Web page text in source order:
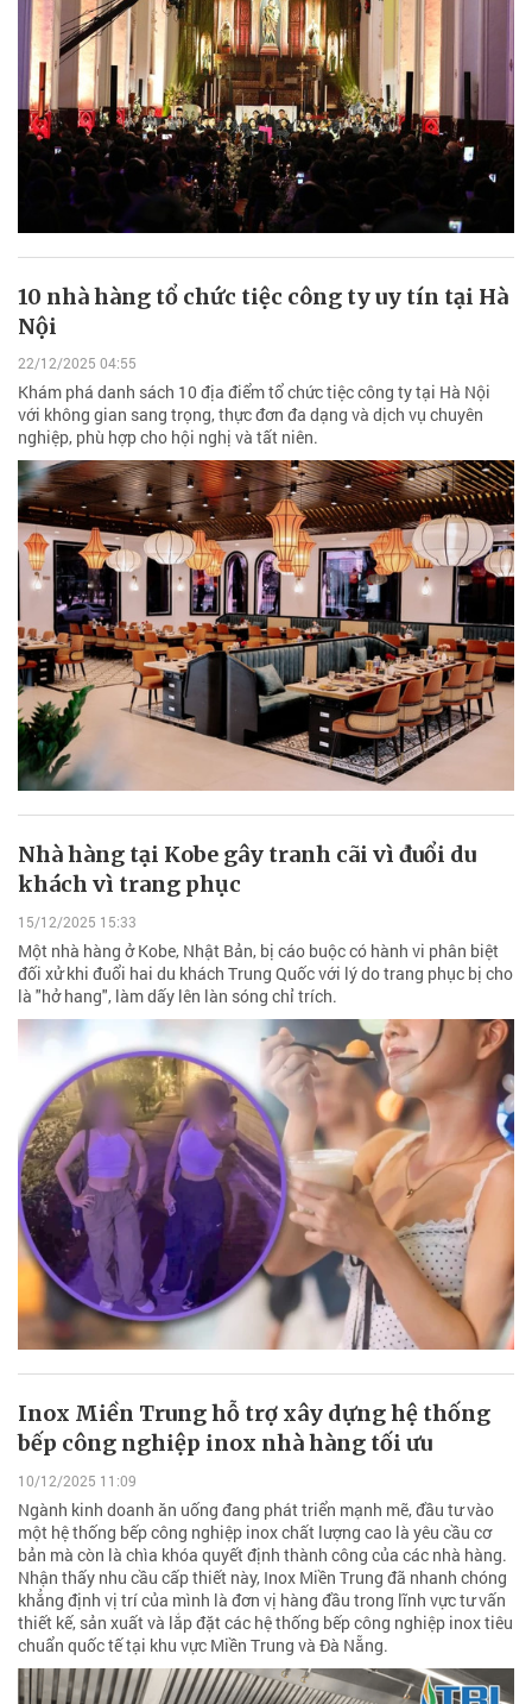
10 nhà hàng tổ chức tiệc công ty uy tín tại Hà
Nội
22/12/2025 04:55
Khám phá danh sách 10 địa điểm tổ chức tiệc công ty tại Hà Nội
với không gian sang trọng, thực đơn đa dạng và dịch vụ chuyên
nghiệp, phù hợp cho hội nghị và tất niên.
Nhà hàng tại Kobe gây tranh cãi vì đuổi du
khách vì trang phục
15/12/2025 15:33
Một nhà hàng ở Kobe, Nhật Bản, bị cáo buộc có hành vi phân biệt
đối xử khi đuổi hai du khách Trung Quốc với lý do trang phục bị cho
là "hở hang", làm dấy lên làn sóng chỉ trích.
Inox Miền Trung hỗ trợ xây dựng hệ thống
bếp công nghiệp inox nhà hàng tối ưu
10/12/2025 11:09
Ngành kinh doanh ăn uống đang phát triển mạnh mẽ, đầu tư vào
một hệ thống bếp công nghiệp inox chất lượng cao là yêu cầu cơ
bản mà còn là chìa khóa quyết định thành công của các nhà hàng.
Nhận thấy nhu cầu cấp thiết này, Inox Miền Trung đã nhanh chóng
khẳng định vị trí của mình là đơn vị hàng đầu trong lĩnh vực tư vấn
thiết kế, sản xuất và lắp đặt các hệ thống bếp công nghiệp inox tiêu
chuẩn quốc tế tại khu vực Miền Trung và Đà Nẵng.